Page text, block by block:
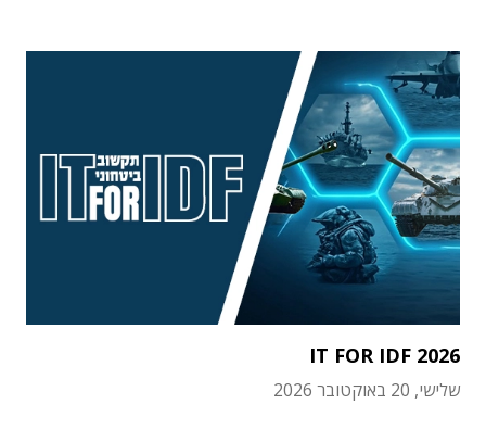
IT FOR IDF 2026
שלישי, 20 באוקטובר 2026